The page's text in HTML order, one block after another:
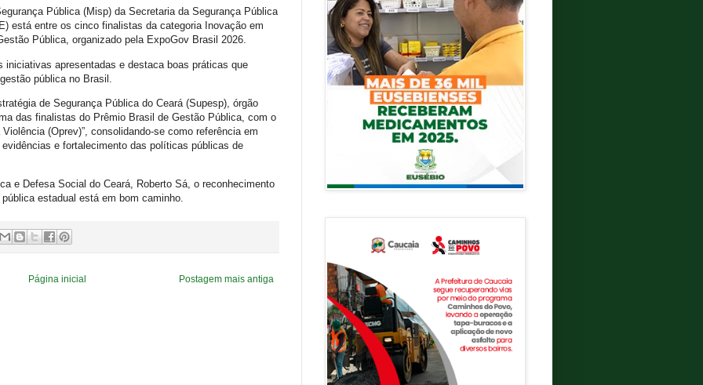
Pública (Misp) da Secretaria da Segurança Pública
está entre os cinco finalistas da categoria Inovação em
Pública, organizado pela ExpoGov Brasil 2026.
iniciativas apresentadas e destaca boas práticas que
pública no Brasil.
de Segurança Pública do Ceará (Supesp), órgão
das finalistas do Prêmio Brasil de Gestão Pública, com o
(Oprev)”, consolidando-se como referência em
e fortalecimento das políticas públicas de
e Defesa Social do Ceará, Roberto Sá, o reconhecimento
estadual está em bom caminho.
Postagem mais antiga
Página inicial